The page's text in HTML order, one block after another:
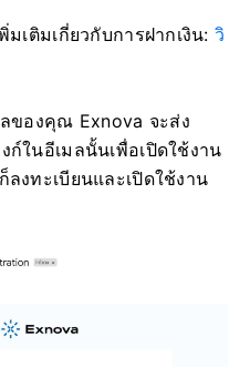
มเติมเกี่ยวกับการฝากเงิน:วิ
ของคุณ Exnova จะส่ง
ในอีเมลนั้นเพื่อเปิดใช้งาน
งทะเบียนและเปิดใช้งาน